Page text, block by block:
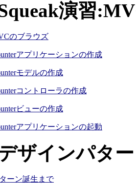
演習
のブラウズ
アプリケーションの作成
モデルの作成
コントローラの作成
ビューの作成
アプリケーションの起動
ザインパタ
ーン誕生まで